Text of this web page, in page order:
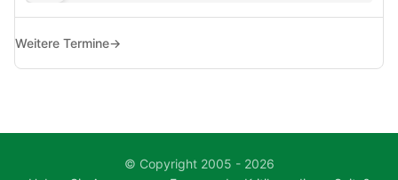
Weitere Termine→
© Copyright 2005 - 2026